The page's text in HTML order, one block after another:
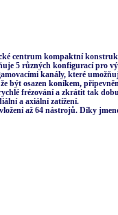
centrum kompaktní
5 různých konfigurací pro
kanály, které
být osazen koníkem,
frézování a zkrátit tak
a axiální zatížení.
až 64 nástrojů. Díky